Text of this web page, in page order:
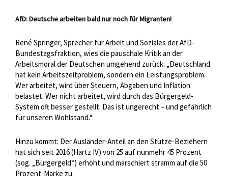
AfD: Deutsche arbeiten bald nur noch für Migranten!
René Springer, Sprecher für Arbeit und Soziales der AfD-
Bundestagsfraktion, wies die pauschale Kritik an der
Arbeitsmoral der Deutschen umgehend zurück: „Deutschland
hat kein Arbeitszeitproblem, sondern ein Leistungsproblem.
Wer arbeitet, wird über Steuern, Abgaben und Inflation
belastet. Wer nicht arbeitet, wird durch das Bürgergeld-
System oft besser gestellt. Das ist ungerecht – und gefährlich
für unseren Wohlstand.“
Hinzu kommt: Der Ausländer-Anteil an den Stütze-Beziehern
hat sich seit 2016 (Hartz IV) von 25 auf nunmehr 45 Prozent
(sog. „Bürgergeld“) erhöht und marschiert stramm auf die 50
Prozent-Marke zu.